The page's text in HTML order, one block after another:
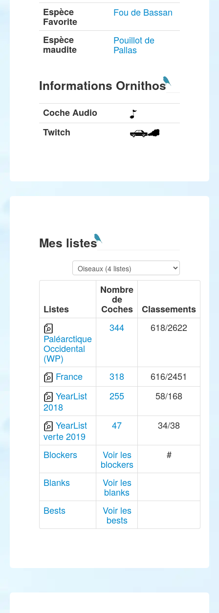
Espèce
Favorite
Fou de Bassan
Espèce
maudite
Pouillot de
Pallas
Informations Ornithos
Coche Audio
Twitch
Mes listes
Listes
Nombre
de
Coches Classements
Paléarctique
Occidental
(WP)
344 618/2622
France 318
616/2451
YearList
2018
255 58/168
YearList
verte 2019
47 34/38
Blockers Voir les
blockers
#
Blanks Voir les
blanks
Bests
Voir les
bests